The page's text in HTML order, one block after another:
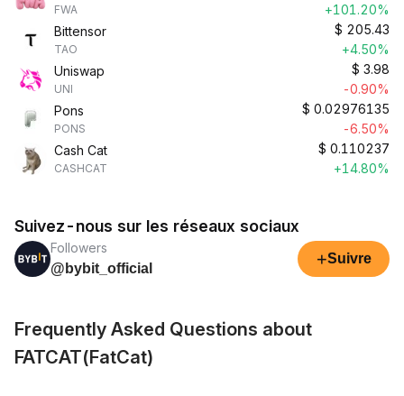
FWA
+101.20%
Bittensor
TAO
$ 205.43
+4.50%
Uniswap
UNI
$ 3.98
-0.90%
Pons
PONS
$ 0.02976135
-6.50%
Cash Cat
CASHCAT
$ 0.110237
+14.80%
Suivez-nous sur les réseaux sociaux
Followers
@bybit_official
+Suivre
Frequently Asked Questions about
FATCAT(FatCat)